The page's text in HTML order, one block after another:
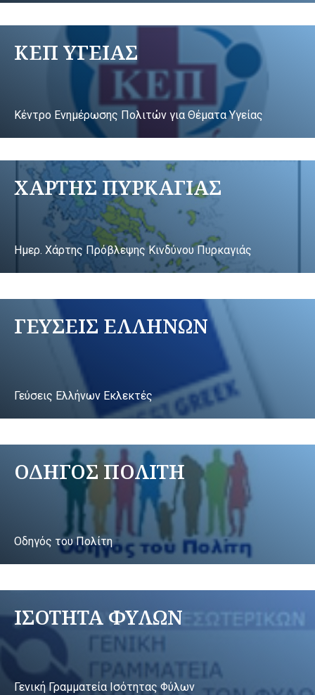
ΚΕΠ ΥΓΕΙΑΣ
Κέντρο Ενημέρωσης Πολιτών για Θέματα Υγείας
ΧΑΡΤΗΣ ΠΥΡΚΑΓΙΑΣ
Ημερ. Χάρτης Πρόβλεψης Κινδύνου Πυρκαγιάς
ΓΕΥΣΕΙΣ ΕΛΛΗΝΩΝ
Γεύσεις Ελλήνων Εκλεκτές
ΟΔΗΓΟΣ ΠΟΛΙΤΗ
Οδηγός του Πολίτη
ΙΣΟΤΗΤΑ ΦΥΛΩΝ
Γενική Γραμματεία Ισότητας Φύλων